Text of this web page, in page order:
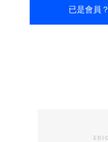
已是會員？